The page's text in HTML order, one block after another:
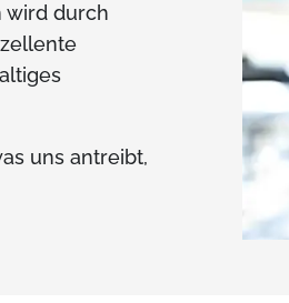
wird durch
uns antreibt,